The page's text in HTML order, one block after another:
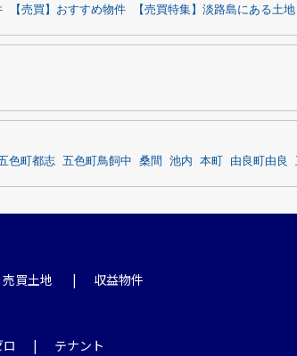
【売買】おすすめ物件 【売買特集】淡路島にある土地
色町都志 五色町鳥飼中 桑間 池内 本町 由良町由良
売買土地 収益物件
テナント